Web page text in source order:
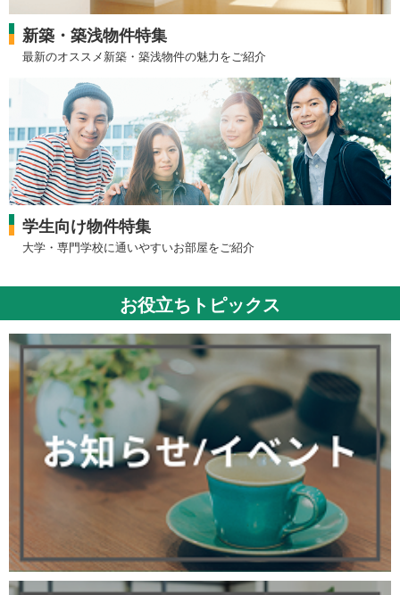
新築・築浅物件特集
最新のオススメ新築・築浅物件の魅力をご紹介
学生向け物件特集
大学・専門学校に通いやすいお部屋をご紹介
お役立ちトピックス